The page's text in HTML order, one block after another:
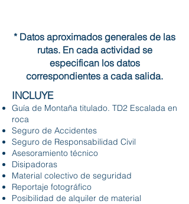
* Datos aproximados generales de las
rutas. En cada actividad se
especifican los datos
correspondientes a cada salida.
INCLUYE
Guía de Montaña titulado. TD2 Escalada en
roca
Seguro de Accidentes
Seguro de Responsabilidad Civil
Asesoramiento técnico
Disipadoras
Material colectivo de seguridad
Reportaje fotográfico
Posibilidad de alquiler de material